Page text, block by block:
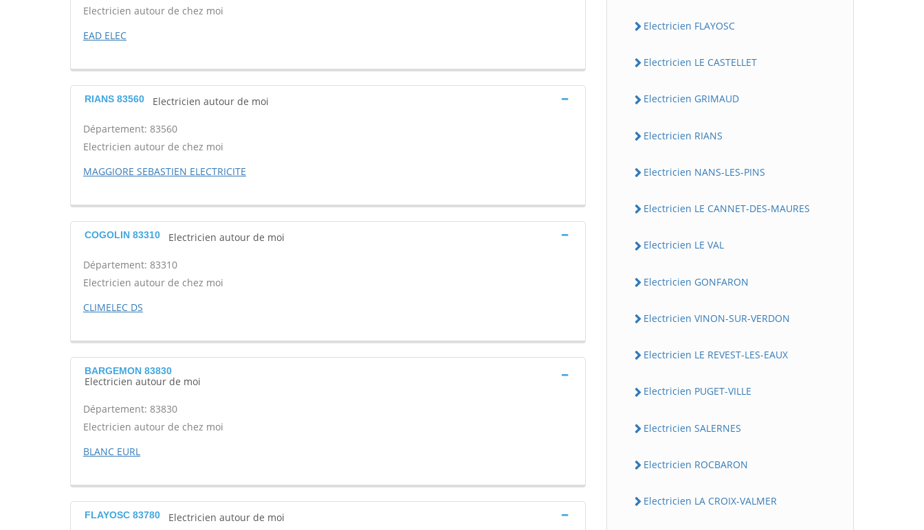
Electricien autour de chez moi
EAD ELEC
RIANS 83560 Electricien autour de moi
Département: 83560
Electricien autour de chez moi
MAGGIORE SEBASTIEN ELECTRICITE
COGOLIN 83310 Electricien autour de moi
Département: 83310
Electricien autour de chez moi
CLIMELEC DS
BARGEMON 83830
Electricien autour de moi
Département: 83830
Electricien autour de chez moi
BLANC EURL
FLAYOSC 83780 Electricien autour de moi
Electricien FLAYOSC
Electricien LE CASTELLET
Electricien GRIMAUD
Electricien RIANS
Electricien NANS-LES-PINS
Electricien LE CANNET-DES-MAURES
Electricien LE VAL
Electricien GONFARON
Electricien VINON-SUR-VERDON
Electricien LE REVEST-LES-EAUX
Electricien PUGET-VILLE
Electricien SALERNES
Electricien ROCBARON
Electricien LA CROIX-VALMER